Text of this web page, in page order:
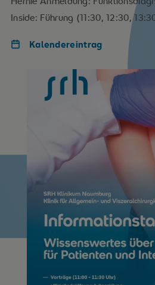
Inside: Führung (11:30, 12:30,
Kalendereintrag